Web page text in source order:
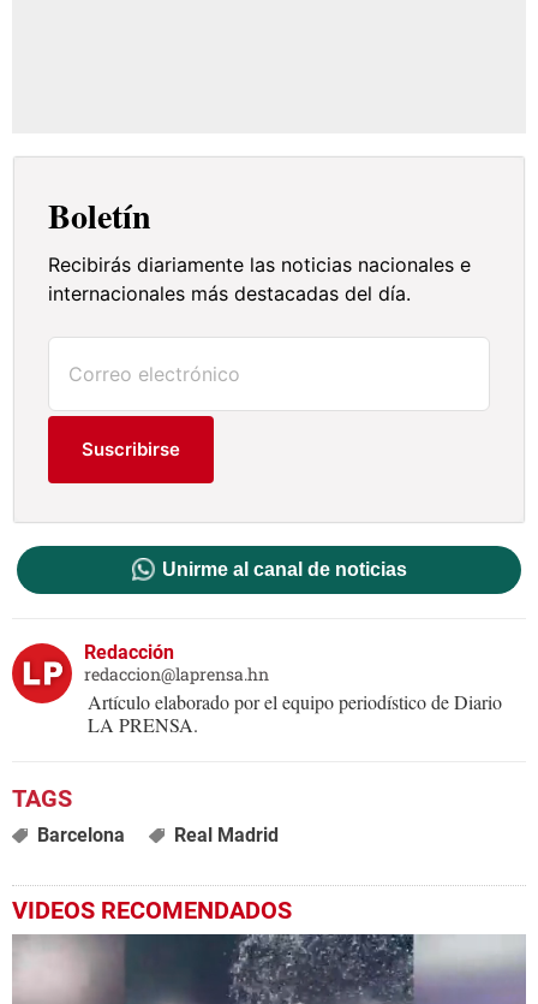
Boletín
Recibirás diariamente las noticias nacionales e
internacionales más destacadas del día.
Suscribirse
Unirme al canal de noticias
Redacción
redaccion@laprensa.hn
Artículo elaborado por el equipo periodístico de Diario
LA PRENSA.
Barcelona Real Madrid
VIDEOS RECOMENDADOS